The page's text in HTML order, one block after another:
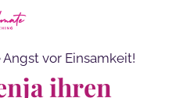
vor Einsamkeit!
ihren